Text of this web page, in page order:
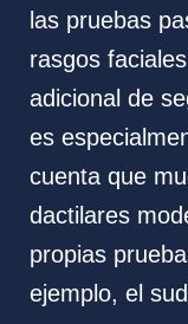
las pruebas
rasgos
adicional de
es
cuenta que
dactilares
propias
ejemplo, el